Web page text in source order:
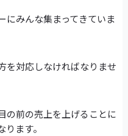
にみんな集まってきていま
を対応しなければなりませ
の前の売上を上げることに
ます。